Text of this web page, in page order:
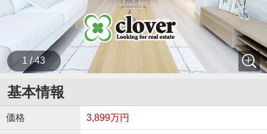
1 / 43
基本情報
価格 3,899万円